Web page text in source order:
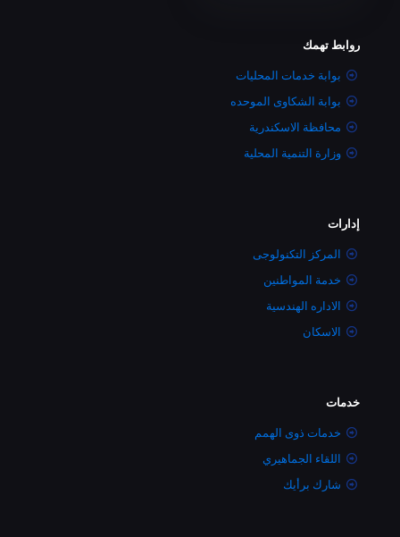
روابط تهمك
بوابة خدمات المحليات
بوابة الشكاوى الموحده
محافظة الاسكندرية
وزارة التنمية المحلية
إدارات
المركز التكنولوجى
خدمة المواطنين
الاداره الهندسية
الاسكان
خدمات
خدمات ذوى الهمم
اللقاء الجماهيري
شارك برأيك